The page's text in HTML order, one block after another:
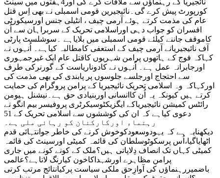
نائجیریا کے رہنماؤں سے ملاقات کرے گی اور4ہفتوں میں سینٹ
کورپورٹ پیش کرے گی۔نائیجیرین قومی اسمبلی نے بھی اِس قتل
عام کی مذمت کرتے ہوئے آرمی چیف ، انٹیلی جنس اورسیکورٹی
افسران کو جواب دہی اوراسلامی تحریک کے سربراہان سے اُن
کاموقف جاننے کیلئے قومی اسمبلی میں بلایاہے ۔سوشلسٹ پارٹی
آف نائیجیریانے آرمی چیف کے استعفی کامطالبہ کیاہے۔ اُنہوں نے
کہاکہ فوج کے ہاتھوں پرامن شہریوں کاقتل عام ایک غیرجمہوری
اورجابرانہ عمل ہے۔ اُنہوں نے کادوناریاست کے گورنرکی طرف
سے احتجاج اورجلسے جلوسوں پر پابندی کی بھی مذمت کی
اورکہاکہ وہ اسلامی تحریک نائیجیریا کے پرامن پروگرام کی حمایت
کرتے ہیں کیونکہ یہ اُن کاانسانی اوربنیادی حق ہے۔نیشنل ہیومن
رائٹس کمیشن نائیجیریاکے ایگزیکٹوسیکرٹری پروفیسر بیم انگو نے
دعوی کیاہے کہ ان کی کوششوں سے اسلامی تحریک کے 51
رہنماء اورکارکنان کو رہائی ملی ہے۔
دیکھنایہ ہے کہ یہودوسعودکوخوش کرنے کی خاطر جوانتہائی قدم
اٹھایاگیا،اُس پرسکوٹوسلطان کی قائمہ کمیٹی اورسینٹ کی قائمہ
کمیٹی کہاں تک انصاف دِلاپاتی ہیں؟ملک کے کونے کونے میں جاری
پرامن مظاہرے اورشہداکاخون کیارنگ لاتاہے؟عالمی
باضمیررہنماؤں کی آوازِحق ملکی سیاست پرکیانتائج مرتب کرتی